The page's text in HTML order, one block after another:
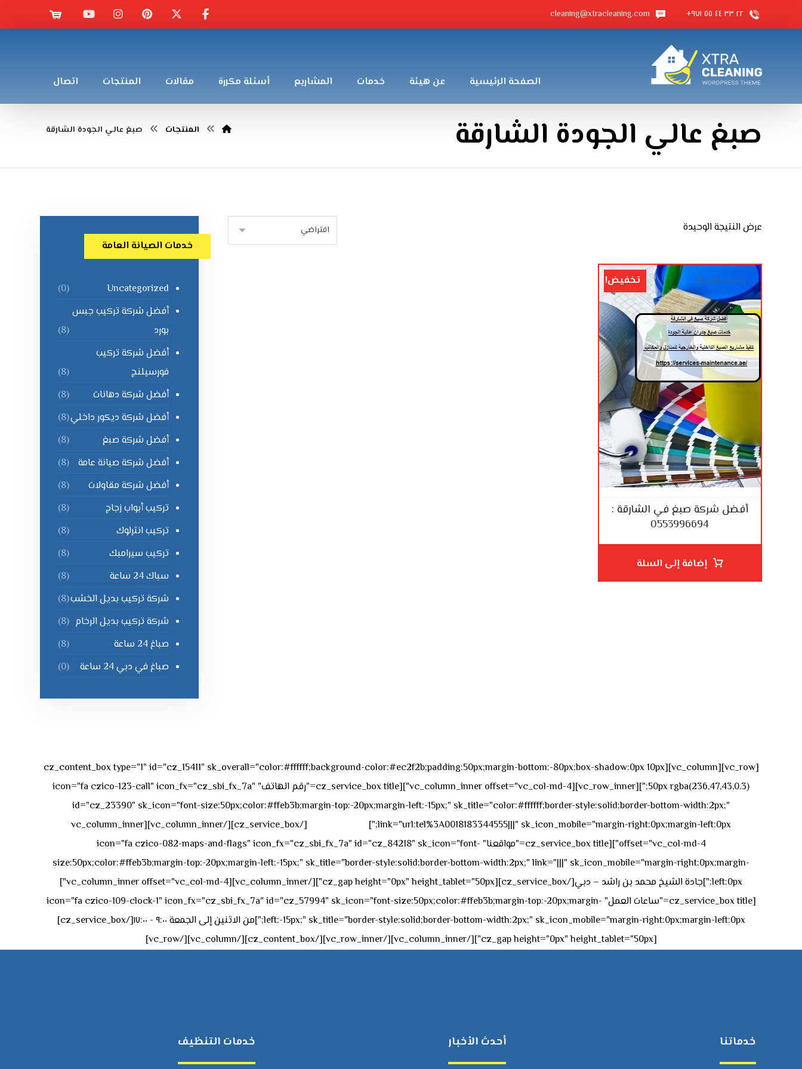
٢٢ ٣٣ ٤٤ ٥٥ ٩٧١+ cleaning@xtracleaning.com
الصفحة الرئيسية عن هيئة خدمات المشاريع أسئلة مكررة مقالات المنتجات اتصال
صبغ عالي الجودة الشارقة المنتجات صبغ عالي الجودة الشارقة
عرض النتيجة الوحيدة
أفضل شركة صبغ في الشارقة :
0553996694
$10.00
$5.00 تخفيض!
إضافة إلى السلة
خدمات الصيانة العامة
Uncategorized
(0)
أفضل شركة تركيب جبس
بورد
(8)
أفضل شركة تركيب
فورسيلنج
(8)
أفضل شركة دهانات
(8)
أفضل شركة ديكور داخلي(8)
أفضل شركة صبغ
(8)
أفضل شركة صيانة عامة
(8)
أفضل شركة مقاولات
(8)
تركيب أبواب زجاج
(8)
تركيب انترلوك
(8)
تركيب سيرامبك
(8)
سباك 24 ساعة
(8)
شركة تركيب بديل الخشب(8)
شركة تركيب بديل الرخام (8)
صباغ 24 ساعة
(8)
صباغ في دبي 24 ساعة
(0)
[vc_row][vc_column][cz_content_box type="1" id="cz_15411" sk_overall="color:#ffffff;background-color:#ec2f2b;padding:50px;margin-bottom:-80px;box-shadow:0px 10px
50px rgba(236,47,43,0.3);"][vc_row_inner][vc_column_inner offset="vc_col-md-4"][cz_service_box title="رقم الهاتف" icon="fa czico-123-call" icon_fx="cz_sbi_fx_7a"
id="cz_23390" sk_icon="font-size:50px;color:#ffeb3b;margin-top:-20px;margin-left:-15px;" sk_title="color:#ffffff;border-style:solid;border-bottom-width:2px;"
link="url:tel%3A0018183344555|||" sk_icon_mobile="margin-right:0px;margin-left:0px;"]
[/cz_service_box][/vc_column_inner][vc_column_inner
offset="vc_col-md-4"][cz_service_box title="مواقعنا" icon="fa czico-082-maps-and-flags" icon_fx="cz_sbi_fx_7a" id="cz_84218" sk_icon="font-
size:50px;color:#ffeb3b;margin-top:-20px;margin-left:-15px;" sk_title="border-style:solid;border-bottom-width:2px;" link="|||" sk_icon_mobile="margin-right:0px;margin-
left:0px;"]جادة الشيخ محمد بن راشد – دبي[/cz_service_box][cz_gap height="0px" height_tablet="50px"][/vc_column_inner][vc_column_inner offset="vc_col-md-4"]
[cz_service_box title="ساعات العمل" icon="fa czico-109-clock-1" icon_fx="cz_sbi_fx_7a" id="cz_57994" sk_icon="font-size:50px;color:#ffeb3b;margin-top:-20px;margin-
left:-15px;" sk_title="border-style:solid;border-bottom-width:2px;" sk_icon_mobile="margin-right:0px;margin-left:0px;"]من الاثنين إلى الجمعة ٩:٠٠ - ١٧:٠٠[/cz_service_box]
[cz_gap height="0px" height_tablet="50px"][/vc_column_inner][/vc_row_inner][/cz_content_box][/vc_column][/vc_row]
خدماتنا أحدث الأخبار خدمات التنظيف